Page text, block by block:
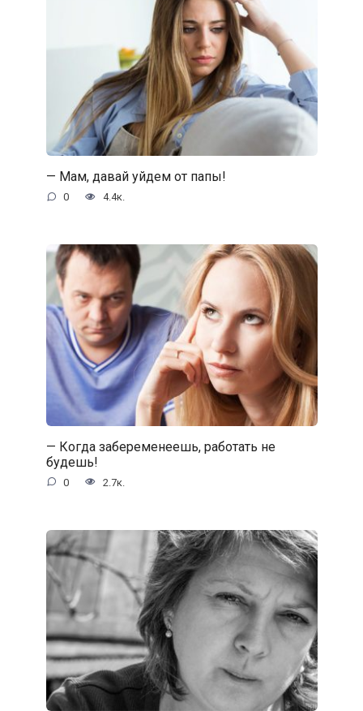
— Мам, давай уйдем от папы!
0 4.4к.
— Когда забеременеешь, работать не
будешь!
0 2.7к.